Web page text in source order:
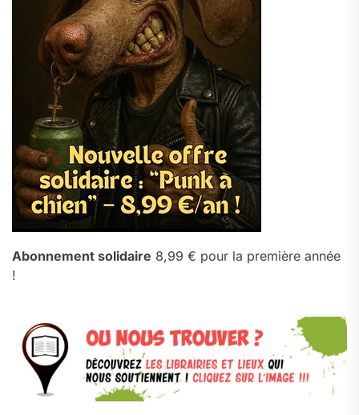
Abonnement solidaire 8,99 € pour la première année
!